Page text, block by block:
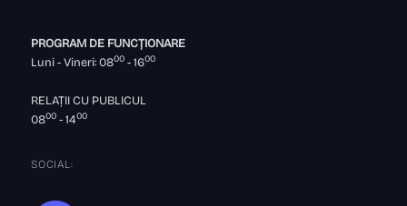
PROGRAM DE FUNCȚIONARE
Luni - Vineri: 0800 - 1600
RELAȚII CU PUBLICUL
0800 - 1400
SOCIAL: